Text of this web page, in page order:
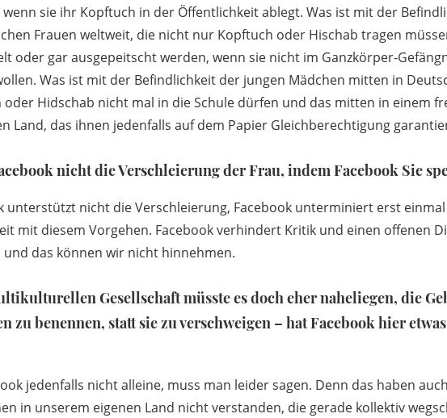
sie ihr Kopftuch in der Öffentlichkeit ablegt. Was ist mit der
Frauen weltweit, die nicht nur Kopftuch oder Hischab tragen
oder gar ausgepeitscht werden, wenn sie nicht im Ganzkörper-
Was ist mit der Befindlichkeit der jungen Mädchen mitten in
Hidschab nicht mal in die Schule dürfen und das mitten in einem
Land, das ihnen jedenfalls auf dem Papier Gleichberechtigung
nicht die Verschleierung der Frau, indem Facebook Sie
unterstützt nicht die Verschleierung, Facebook unterminiert erst
mit diesem Vorgehen. Facebook verhindert Kritik und einen offenen
und das können wir nicht hinnehmen.
Gesellschaft müsste es doch eher naheliegen, die
zu benennen, statt sie zu verschweigen – hat Facebook hier
jedenfalls nicht alleine, muss man leider sagen. Denn das haben
in unserem eigenen Land nicht verstanden, die gerade kollektiv